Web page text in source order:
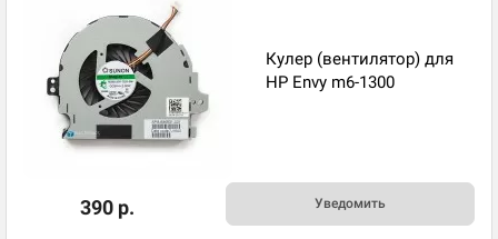
Кулер (вентилятор) для
HP Envy m6-1300
390 р. Уведомить